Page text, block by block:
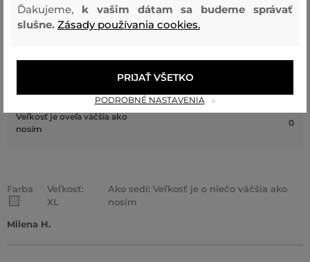
Veľkosť je o niečo menšia ako
nosím
0
Veľkosť je o niečo väčšia ako
Veľkosť je oveľa väčšia ako
nosím
0
Farba
Veľkosť:
XL
Ako sedí: Veľkosť je o niečo väčšia ako
nosím
Milena H.
Ďakujeme, k vašim dátam sa budeme správať
slušne. Zásady používania cookies.
PODROBNÉ NASTAVENIA
PRIJAŤ VŠETKO